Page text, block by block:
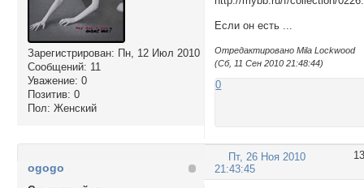
Зарегистрирован: Пн, 12 Июл 2010
Сообщений: 11
Уважение: 0
Позитив: 0
Пол: Женский
Если он есть ...
Отредактировано Mila Lockwood
(Сб, 11 Сен 2010 21:48:44)
0
13
Пт, 26 Ноя 2010
21:43:45
ogogo